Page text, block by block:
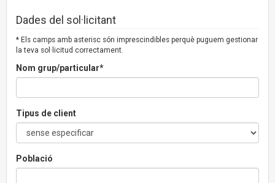
Dades del sol·licitant
* Els camps amb asterisc són imprescindibles perquè puguem gestionar
la teva sol·licitud correctament.
Nom grup/particular*
Tipus de client
Població